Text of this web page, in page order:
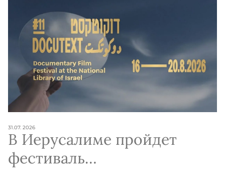
31.07. 2026
В Иерусалиме пройдет
фестиваль